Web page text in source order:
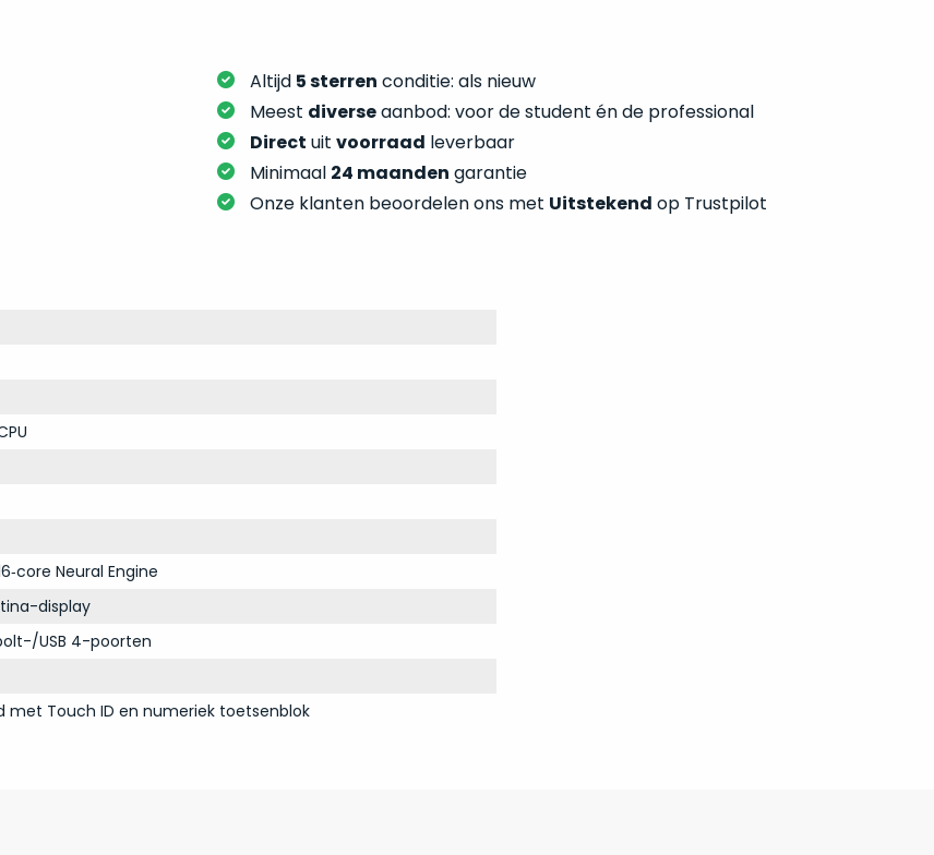
Altijd 5 sterren conditie: als nieuw
Meest diverseaanbod: voor de student én de professional
Direct uit voorraad leverbaar
Minimaal 24 maanden garantie
Onze klanten beoordelen ons met Uitstekend op Trustpilot
Neural Engine
display
USB 4-poorten
met Touch ID en numeriek toetsenblok